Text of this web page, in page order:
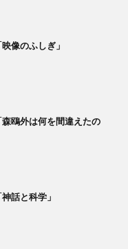
像のふしぎ」
森鴎外は何を間違えたの
話と科学」